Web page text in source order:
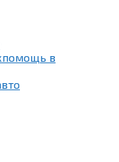
в